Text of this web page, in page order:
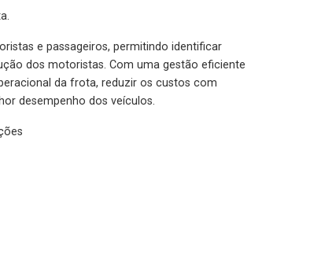
e passageiros, permitindo identificar
dos motoristas. Com uma gestão eficiente
da frota, reduzir os custos com
desempenho dos veículos.